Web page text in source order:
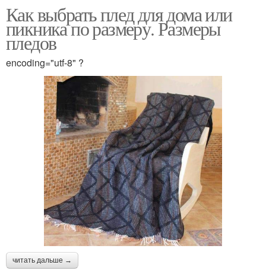
Как выбрать плед для дома или
пикника по размеру. Размеры
пледов
encoding="utf-8" ?
читать дальше →